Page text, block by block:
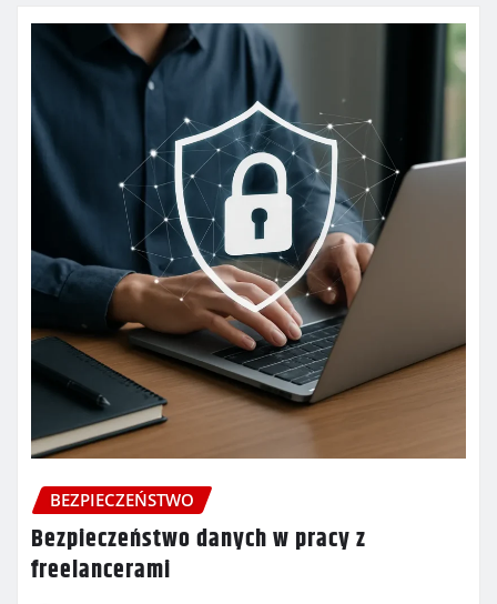
BEZPIECZEŃSTWO
Bezpieczeństwo danych w pracy z
freelancerami